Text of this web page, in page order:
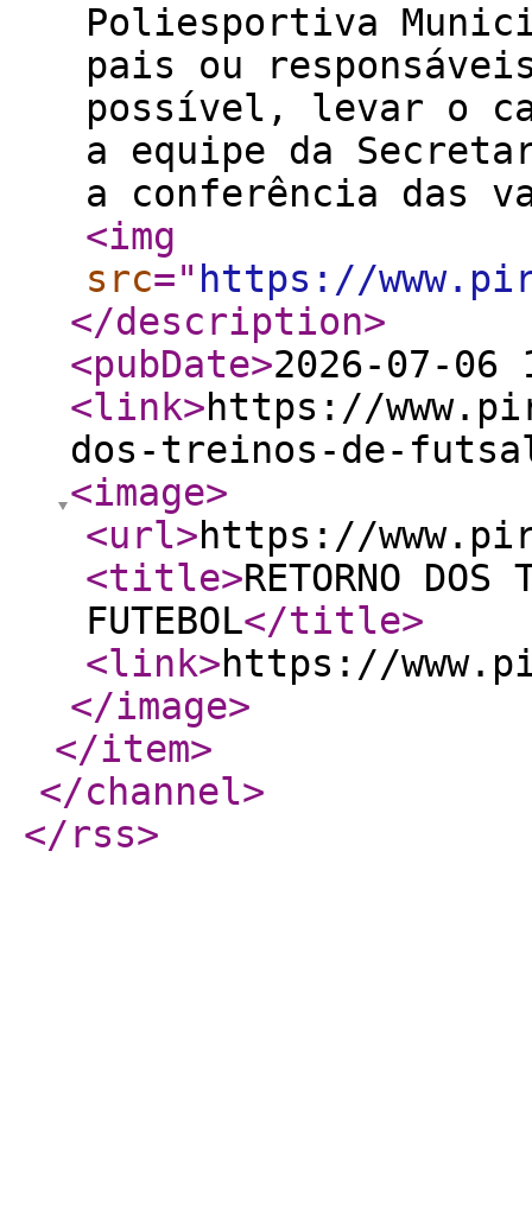
Poliesportiva
pais ou
possível, levar o
a equipe da
a conferência das
<img
src=" https://
</description>
<pubDate>2026-07-06
<link>https://
dos-treinos-de-
<image>
<url>https://
<title>RETORNO
FUTEBOL</title>
<link>https://
</image>
</item>
</channel>
</rss>